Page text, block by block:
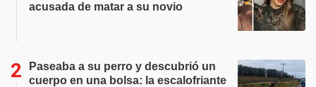
acusada de matar a su novio
Paseaba a su perro y descubrió un
cuerpo en una bolsa: la escalofriante